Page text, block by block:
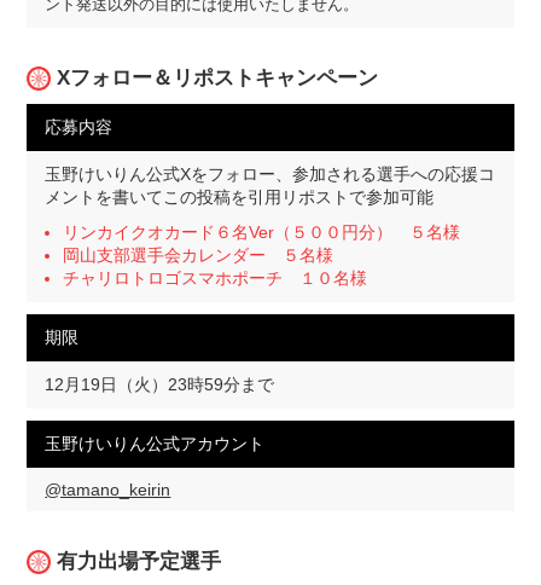
ント発送以外の目的には使用いたしません。
Xフォロー＆リポストキャンペーン
応募内容
玉野けいりん公式Xをフォロー、参加される選手への応援コ
メントを書いてこの投稿を引用リポストで参加可能
リンカイクオカード６名Ver（５００円分） ５名様
岡山支部選手会カレンダー ５名様
チャリロトロゴスマホポーチ １０名様
期限
12月19日（火）23時59分まで
玉野けいりん公式アカウント
@tamano_keirin
有力出場予定選手